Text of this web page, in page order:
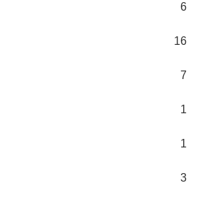
6
16
7
1
1
3